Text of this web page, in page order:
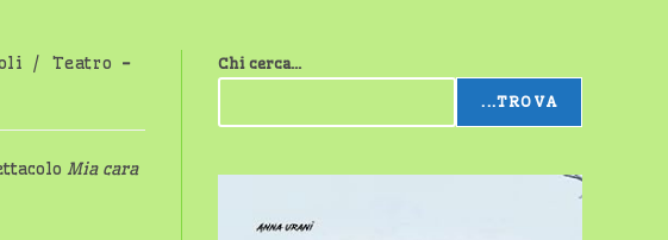
sul
/
Teatro
Mia cara
Chi cerca...
...TROVA